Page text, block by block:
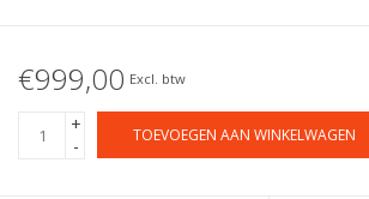
€999,00 Excl. btw
+
-
TOEVOEGEN AAN WINKELWAGEN